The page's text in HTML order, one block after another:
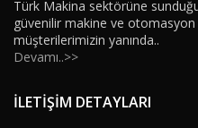
Türk Makina sektörüne
güvenilir makine ve
müşterilerimizin yanında..
Devamı..>>
İLETİŞİM DETAYLARI